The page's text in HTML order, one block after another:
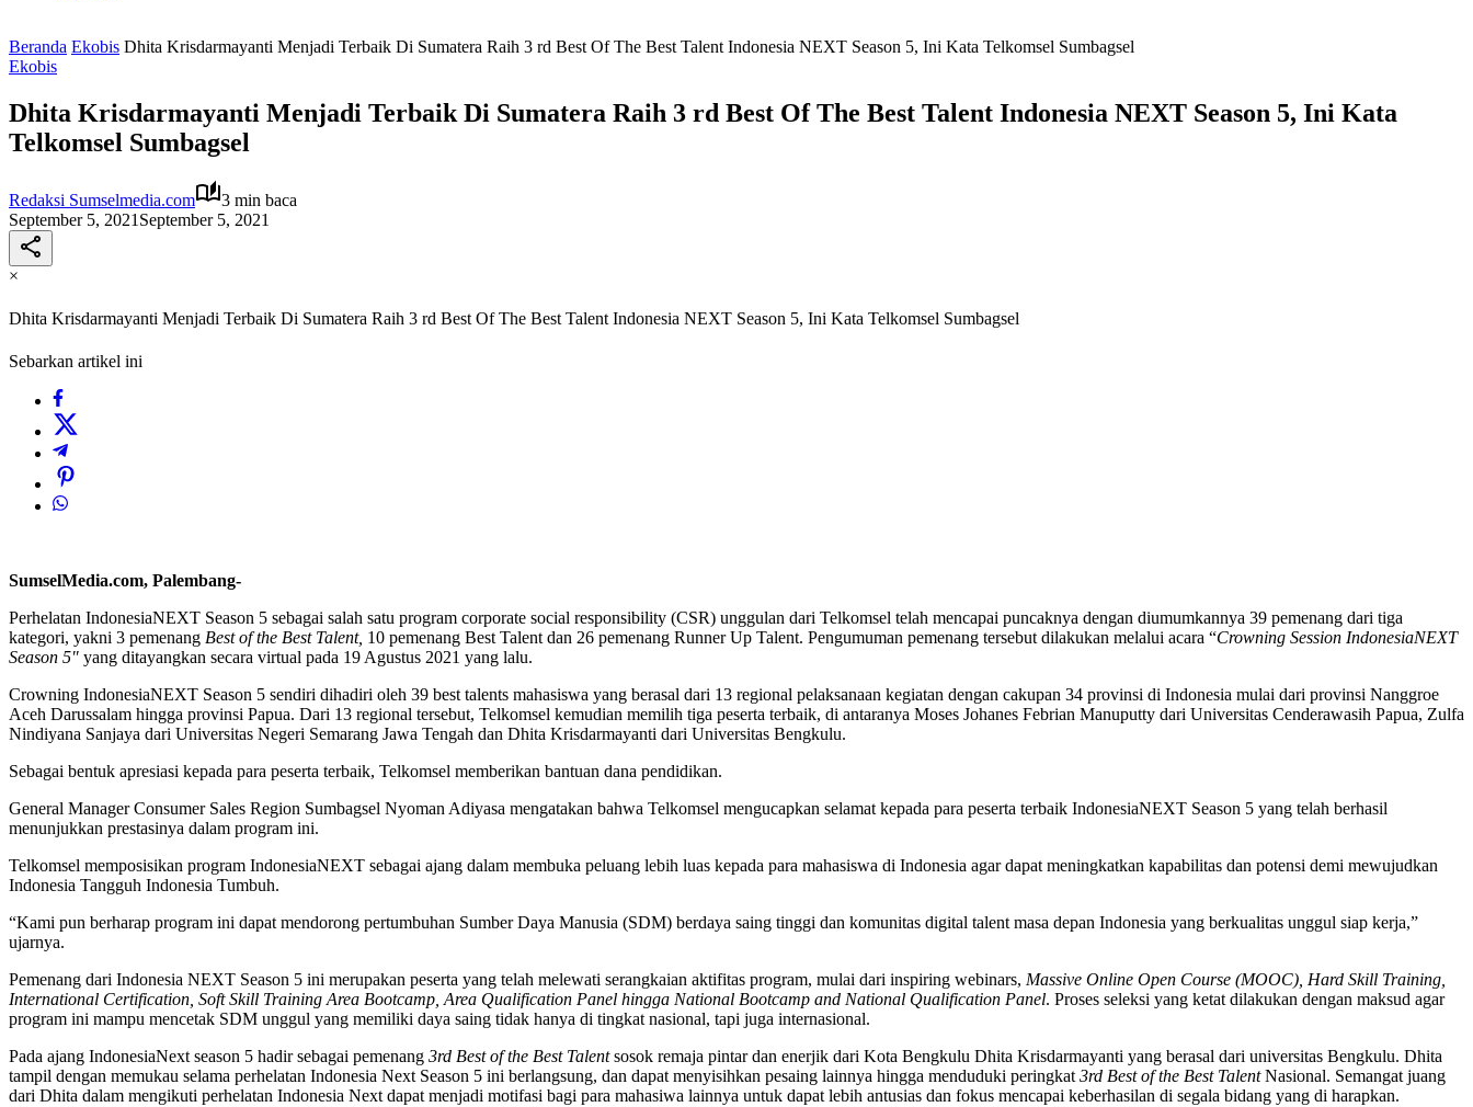
Beranda Ekobis Dhita Krisdarmayanti Menjadi Terbaik Di Sumatera Raih 3 rd Best Of The Best Talent Indonesia NEXT Season 5, Ini Kata Telkomsel Sumbagsel
Ekobis
Dhita Krisdarmayanti Menjadi Terbaik Di Sumatera Raih 3 rd Best Of The Best Talent Indonesia NEXT Season 5, Ini Kata
Telkomsel Sumbagsel
Redaksi Sumselmedia.com
3 min baca
September 5, 2021 September 5, 2021
×
Dhita Krisdarmayanti Menjadi Terbaik Di Sumatera Raih 3 rd Best Of The Best Talent Indonesia NEXT Season 5, Ini Kata Telkomsel Sumbagsel
Sebarkan artikel ini
SumselMedia.com, Palembang-
Perhelatan IndonesiaNEXT Season 5 sebagai salah satu program corporate social responsibility (CSR) unggulan dari Telkomsel telah mencapai puncaknya dengan diumumkannya 39 pemenang dari tiga
kategori, yakni 3 pemenang Best of the Best Talent, 10 pemenang Best Talent dan 26 pemenang Runner Up Talent. Pengumuman pemenang tersebut dilakukan melalui acara “Crowning Session IndonesiaNEXT
Season 5″ yang ditayangkan secara virtual pada 19 Agustus 2021 yang lalu.
Crowning IndonesiaNEXT Season 5 sendiri dihadiri oleh 39 best talents mahasiswa yang berasal dari 13 regional pelaksanaan kegiatan dengan cakupan 34 provinsi di Indonesia mulai dari provinsi Nanggroe
Aceh Darussalam hingga provinsi Papua. Dari 13 regional tersebut, Telkomsel kemudian memilih tiga peserta terbaik, di antaranya Moses Johanes Febrian Manuputty dari Universitas Cenderawasih Papua, Zulfa
Nindiyana Sanjaya dari Universitas Negeri Semarang Jawa Tengah dan Dhita Krisdarmayanti dari Universitas Bengkulu.
Sebagai bentuk apresiasi kepada para peserta terbaik, Telkomsel memberikan bantuan dana pendidikan.
General Manager Consumer Sales Region Sumbagsel Nyoman Adiyasa mengatakan bahwa Telkomsel mengucapkan selamat kepada para peserta terbaik IndonesiaNEXT Season 5 yang telah berhasil
menunjukkan prestasinya dalam program ini.
Telkomsel memposisikan program IndonesiaNEXT sebagai ajang dalam membuka peluang lebih luas kepada para mahasiswa di Indonesia agar dapat meningkatkan kapabilitas dan potensi demi mewujudkan
Indonesia Tangguh Indonesia Tumbuh.
“Kami pun berharap program ini dapat mendorong pertumbuhan Sumber Daya Manusia (SDM) berdaya saing tinggi dan komunitas digital talent masa depan Indonesia yang berkualitas unggul siap kerja,”
ujarnya.
Pemenang dari Indonesia NEXT Season 5 ini merupakan peserta yang telah melewati serangkaian aktifitas program, mulai dari inspiring webinars, Massive Online Open Course (MOOC), Hard Skill Training,
International Certification, Soft Skill Training Area Bootcamp, Area Qualification Panel hingga National Bootcamp and National Qualification Panel. Proses seleksi yang ketat dilakukan dengan maksud agar
program ini mampu mencetak SDM unggul yang memiliki daya saing tidak hanya di tingkat nasional, tapi juga internasional.
Pada ajang IndonesiaNext season 5 hadir sebagai pemenang 3rd Best of the Best Talentsosok remaja pintar dan enerjik dari Kota Bengkulu Dhita Krisdarmayanti yang berasal dari universitas Bengkulu. Dhita
tampil dengan memukau selama perhelatan Indonesia Next Season 5 ini berlangsung, dan dapat menyisihkan pesaing lainnya hingga menduduki peringkat 3rd Best of the Best TalentNasional. Semangat juang
dari Dhita dalam mengikuti perhelatan Indonesia Next dapat menjadi motifasi bagi para mahasiwa lainnya untuk dapat lebih antusias dan fokus mencapai keberhasilan di segala bidang yang di harapkan.